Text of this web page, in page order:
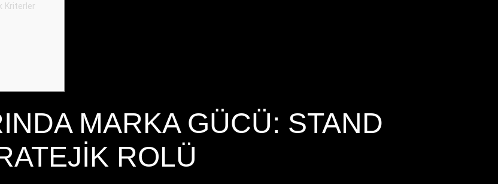
Kriterler
MARKA GÜCÜ: STAND
ROLÜ